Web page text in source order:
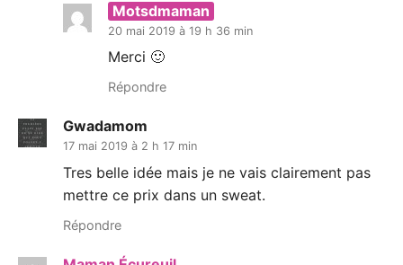
Motsdmaman
20 mai 2019 à 19 h 36 min
Merci 🙂
Répondre
Gwadamom
17 mai 2019 à 2 h 17 min
Tres belle idée mais je ne vais clairement pas
mettre ce prix dans un sweat.
Répondre